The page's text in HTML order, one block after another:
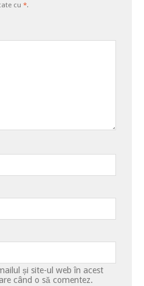
cu *.
și site-ul web în acest
când o să comentez.